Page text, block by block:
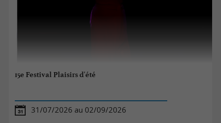
15e Festival Plaisirs d'été
31/07/2026 au 02/09/2026